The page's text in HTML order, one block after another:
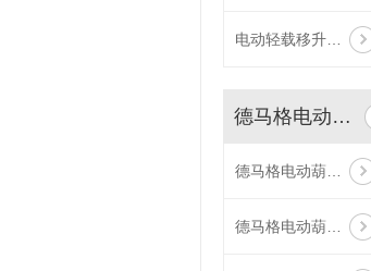
电动轻载移升小车
德马格电动葫芦以及备件
德马格电动葫芦电路板，控制台77306045
德马格电动葫芦控制手柄，悬挂控制器，手电门 DSC 77330033